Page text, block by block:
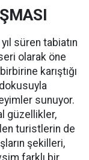
süren tabiatın
olarak öne
karıştığı
sunuyor.
güzellikler,
turistlerin de
şekilleri,
farklı bir